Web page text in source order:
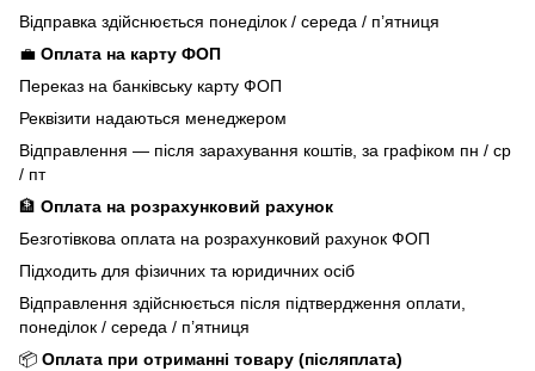
Відправка здійснюється понеділок / середа / п’ятниця
💼 Оплата на карту ФОП
Переказ на банківську карту ФОП
Реквізити надаються менеджером
Відправлення — після зарахування коштів, за графіком пн / ср
/ пт
🏦 Оплата на розрахунковий рахунок
Безготівкова оплата на розрахунковий рахунок ФОП
Підходить для фізичних та юридичних осіб
Відправлення здійснюється після підтвердження оплати,
понеділок / середа / п’ятниця
📦 Оплата при отриманні товару (післяплата)